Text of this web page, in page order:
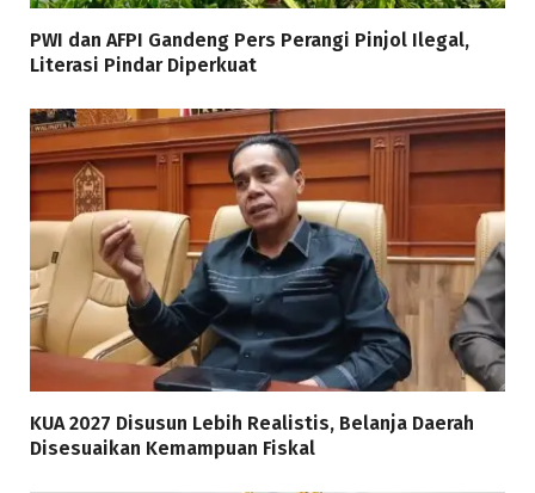
PWI dan AFPI Gandeng Pers Perangi Pinjol Ilegal,
Literasi Pindar Diperkuat
KUA 2027 Disusun Lebih Realistis, Belanja Daerah
Disesuaikan Kemampuan Fiskal